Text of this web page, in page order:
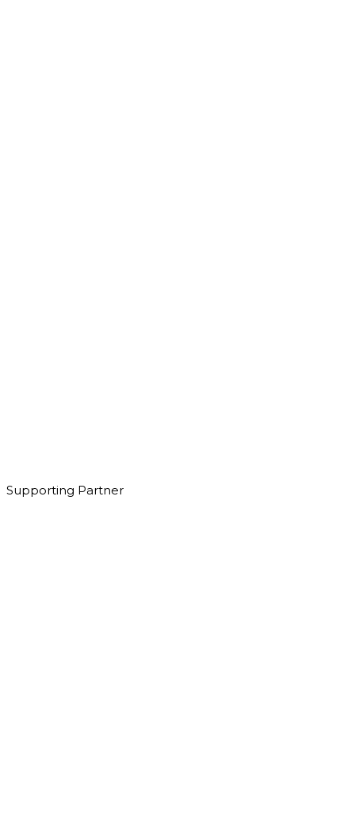
Supporting Partner